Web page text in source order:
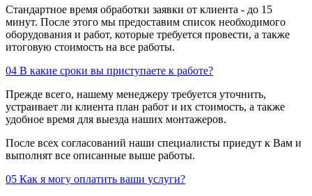
Стандартное время обработки заявки от клиента - до 15
минут. После этого мы предоставим список необходимого
оборудования и работ, которые требуется провести, а также
итоговую стоимость на все работы.
04 В какие сроки вы приступаете к работе?
Прежде всего, нашему менеджеру требуется уточнить,
устраивает ли клиента план работ и их стоимость, а также
удобное время для выезда наших монтажеров.
После всех согласований наши специалисты приедут к Вам и
выполнят все описанные выше работы.
05 Как я могу оплатить ваши услуги?